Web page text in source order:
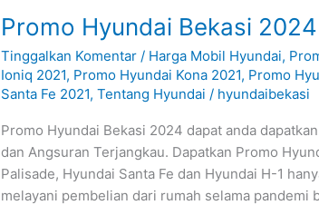
Promo Hyundai Bekasi 2024
Tinggalkan Komentar / Harga Mobil Hyundai,
Ioniq 2021, Promo Hyundai Kona 2021, Promo
Santa Fe 2021,Tentang Hyundai / hyundaibekasi
Promo Hyundai Bekasi 2024 dapat anda
dan Angsuran Terjangkau. Dapatkan Promo
Palisade, Hyundai Santa Fe dan Hyundai H-1
melayani pembelian dari rumah selama
Promo
Bekasi
2024